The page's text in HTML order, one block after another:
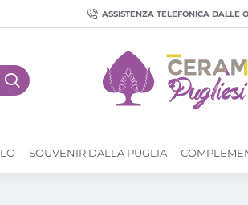
ASSISTENZA TELEFONICA DALLE
SOUVENIR DALLA PUGLIA